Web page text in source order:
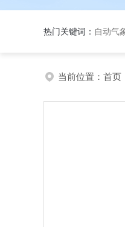
热门关键词： 自动气
当前位置： 首页